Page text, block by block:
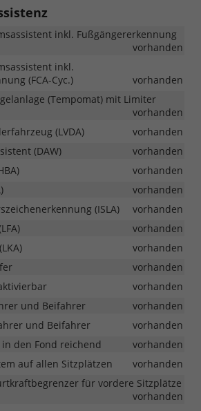
inkl. Fußgängererkennung
vorhanden
inkl.
(FCA-Cyc.)
vorhanden
(Tempomat) mit Limiter
vorhanden
(LVDA)
vorhanden
(DAW)
vorhanden
vorhanden
vorhanden
(ISLA)
vorhanden
vorhanden
vorhanden
vorhanden
vorhanden
und Beifahrer
vorhanden
und Beifahrer
vorhanden
den Fond reichend
vorhanden
auf allen Sitzplätzen
vorhanden
für vordere Sitzplätze
vorhanden